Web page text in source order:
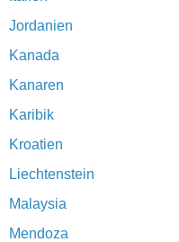
Jordanien
Kanada
Kanaren
Karibik
Kroatien
Liechtenstein
Malaysia
Mendoza